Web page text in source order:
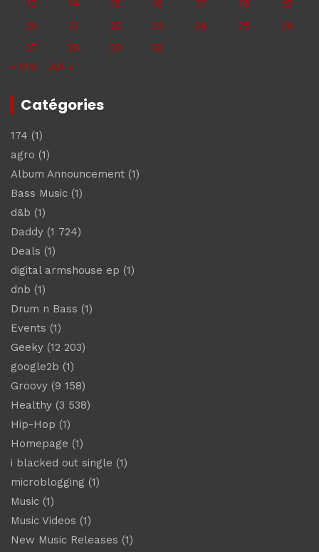
13 14 15 16 17 18
19
20
21 22 23 24 25
26
27
28 29
30
« Mai
Juil »
Catégories
174 (1)
agro (1)
Album Announcement (1)
Bass Music (1)
d&b (1)
Daddy (1 724)
Deals (1)
digital armshouse ep (1)
dnb (1)
Drum n Bass (1)
Events (1)
Geeky (12 203)
google2b (1)
Groovy (9 158)
Healthy (3 538)
Hip-Hop (1)
Homepage (1)
i blacked out single (1)
microblogging (1)
Music (1)
Music Videos (1)
New Music Releases (1)